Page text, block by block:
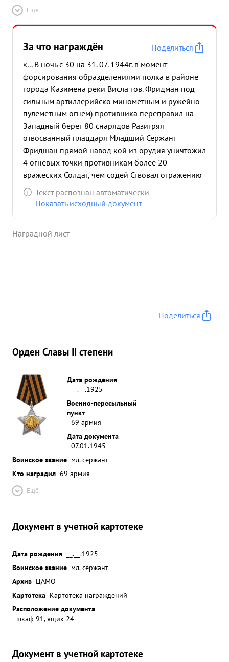
Ещё
За что награждён
Поделиться
«... В ночь с 30 на 31. 07. 1944г. в момент
форсирования образделениями полка в районе
города Казимена реки Висла тов. Фридман под
сильным артиллерийско минометным и ружейно-
пулеметным огнем) противника переправил на
Западный берег 80 снарядов Разитряя
отвосванный плацдаря Младший Сержант
Фридшан прямой навод кой из орудия уничтожил
4 огневых точки противникам более 20
вражеских Солдат, чем содей Ствовал отражению
2х Яростных Контрата врага и продвижению
наших стрелковых подра зделений вперед ...»
Текст распознан автоматически
Показать исходный документ
Наградной лист
Поделиться
Орден Славы II степени
Дата рождения
__.__.1925
Военно-пересыльный
пункт
69 армия
Дата документа
07.01.1945
Воинское звание мл. сержант
Кто наградил 69 армия
Ещё
Документ в учетной картотеке
Дата рождения
__.__.1925
Воинское звание мл. сержант
Архив ЦАМО
Картотека Картотека награждений
Расположение документа
шкаф 91, ящик 24
Документ в учетной картотеке